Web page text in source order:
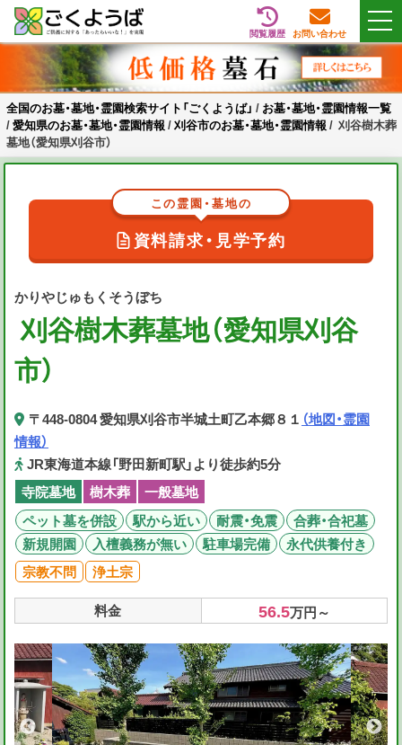
Skip
content
全国のお墓・墓地・霊園検索サイト「ごくようば」
ご供養をもっと身近に
閲覧履歴 お問い合わせ
全国のお墓・墓地・霊園検索サイト「ごくようば」 / お墓・墓地・霊園情報一覧
/愛知県のお墓・墓地・霊園情報 /刈谷市のお墓・墓地・霊園情報 / 刈谷樹木葬
墓地（愛知県刈谷市）
かりやじゅもくそうぼち
刈谷樹木葬墓地（愛知県刈谷
市）
〒448-0804 愛知県刈谷市半城土町乙本郷８１ （地図・霊園
情報）
JR東海道本線「野田新町駅」より徒歩約5分
この霊園・墓地の
資料請求・見学予約
寺院墓地 樹木葬
一般墓地
ペット墓を併設
駅から近い 耐震・免震
合葬・合祀墓
新規開園
入檀義務が無い 駐車場完備
永代供養付き
宗教不問
浄土宗
料金
56.5万円～